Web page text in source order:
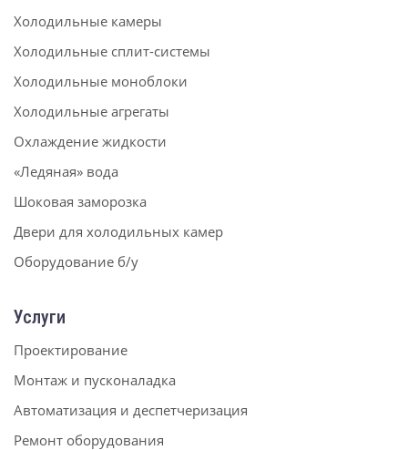
Холодильные камеры
Холодильные сплит-системы
Холодильные моноблоки
Холодильные агрегаты
Охлаждение жидкости
«Ледяная» вода
Шоковая заморозка
Двери для холодильных камер
Оборудование б/у
Услуги
Проектирование
Монтаж и пусконаладка
Автоматизация и деспетчеризация
Ремонт оборудования